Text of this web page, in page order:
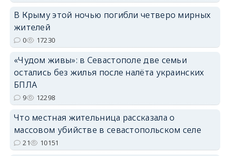
В Крыму этой ночью погибли четверо мирных
жителей
0 17230
«Чудом живы»: в Севастополе две семьи
остались без жилья после налёта украинских
БПЛА
9 12298
Что местная жительница рассказала о
массовом убийстве в севастопольском селе
21 10151